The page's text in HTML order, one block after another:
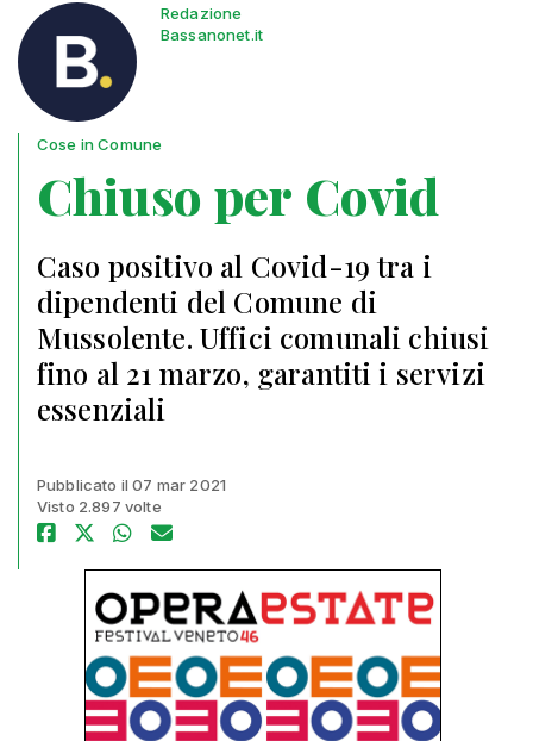
Redazione
Bassanonet.it
Cose in Comune
Chiuso per Covid
Caso positivo al Covid-19 tra i
dipendenti del Comune di
Mussolente. Uffici comunali chiusi
fino al 21 marzo, garantiti i servizi
essenziali
Pubblicato il 07 mar 2021
Visto 2.897 volte